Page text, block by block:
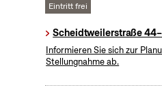
Eintritt frei
Scheidtweilerstraße
Informieren Sie sich zur
Stellungnahme ab.